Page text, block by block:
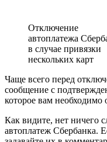
Отключение
автоплатежа
в случае привязки
нескольких карт
Чаще всего перед
сообщение с
которое вам необходимо
Как видите, нет ничего
автоплатеж Сбербанка.